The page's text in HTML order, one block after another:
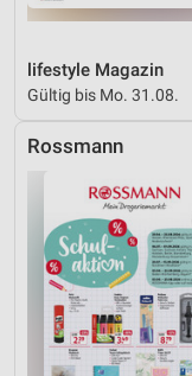
lifestyle Magazin
Gültig bis Mo. 31.08.
Rossmann